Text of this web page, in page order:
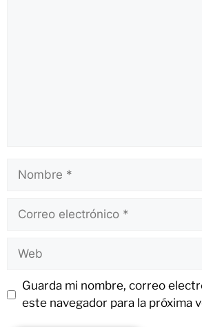
Guarda mi nombre, correo
este navegador para la próxima